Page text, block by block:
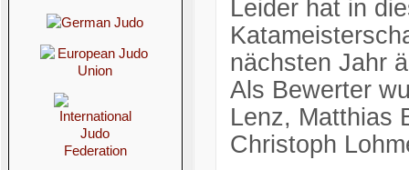
Leider hat in
nächsten Jahr
Als Bewerter
Lenz, Matthias
Christoph